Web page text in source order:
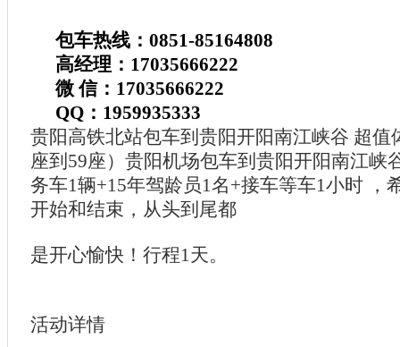
包车热线：0851-85164808
高经理：17035666222
微 信：17035666222
QQ：1959935333
贵阳高铁北站包车到贵阳开阳南江峡谷 超值
座到59座）贵阳机场包车到贵阳开阳南江峡
务车1辆+15年驾龄员1名+接车等车1小时 ，
开始和结束，从头到尾都
是开心愉快！行程1天。
活动详情